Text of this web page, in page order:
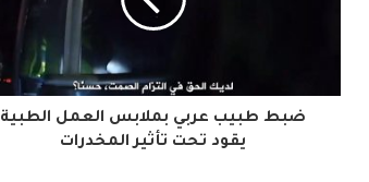
ضبط طبيب عربي بملابس العمل الطبية
يقود تحت تأثير المخدرات